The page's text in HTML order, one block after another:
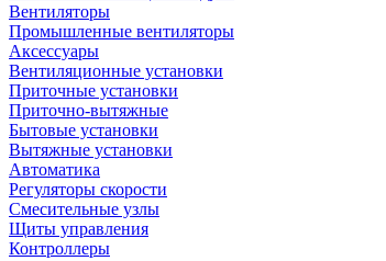
Вентиляторы
Промышленные вентиляторы
Аксессуары
Вентиляционные установки
Приточные установки
Приточно-вытяжные
Бытовые установки
Вытяжные установки
Автоматика
Регуляторы скорости
Смесительные узлы
Щиты управления
Контроллеры